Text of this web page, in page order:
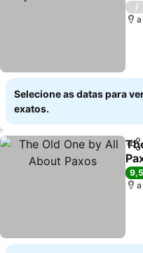
/
Selecione as datas para
exatos.
9,5